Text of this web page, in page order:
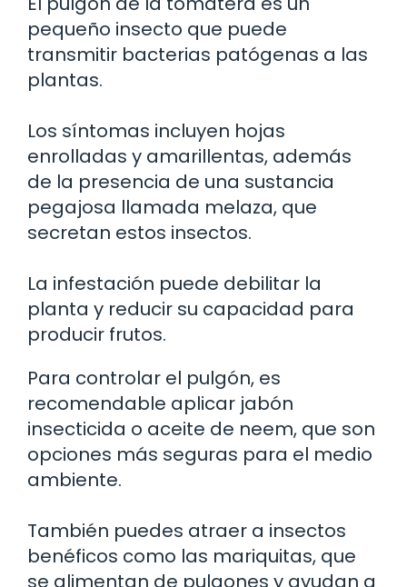
pequeño insecto que puede
transmitir bacterias patógenas a las
plantas.
Los síntomas incluyen hojas
enrolladas y amarillentas, además
de la presencia de una sustancia
pegajosa llamada melaza, que
secretan estos insectos.
La infestación puede debilitar la
planta y reducir su capacidad para
producir frutos.
Para controlar el pulgón, es
recomendable aplicar jabón
insecticida o aceite de neem, que son
opciones más seguras para el medio
ambiente.
También puedes atraer a insectos
benéficos como las mariquitas, que
se alimentan de pulgones y ayudan a